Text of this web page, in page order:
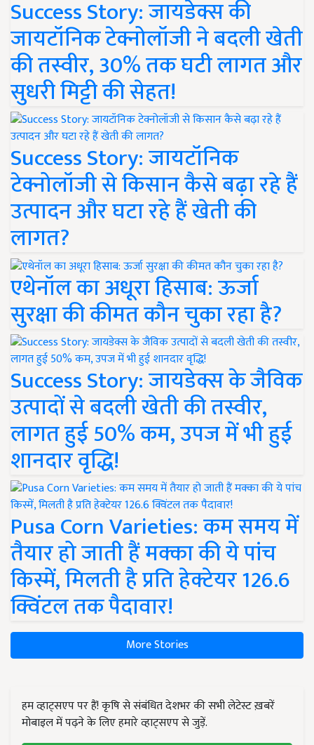
Success Story: जायडेक्स की
जायटॉनिक टेक्नोलॉजी ने बदली खेती
की तस्वीर, 30% तक घटी लागत और
सुधरी मिट्टी की सेहत!
Success Story: जायटॉनिक
टेक्नोलॉजी से किसान कैसे बढ़ा रहे हैं
उत्पादन और घटा रहे हैं खेती की
लागत?
एथेनॉल का अधूरा हिसाब: ऊर्जा
सुरक्षा की कीमत कौन चुका रहा है?
Success Story: जायडेक्स के जैविक
उत्पादों से बदली खेती की तस्वीर,
लागत हुई 50% कम, उपज में भी हुई
शानदार वृद्धि!
Pusa Corn Varieties: कम समय में
तैयार हो जाती हैं मक्का की ये पांच
किस्में, मिलती है प्रति हेक्टेयर 126.6
क्विंटल तक पैदावार!
More Stories
हम व्हाट्सएप पर हैं! कृषि से संबंधित देशभर की सभी लेटेस्ट ख़बरें
मोबाइल में पढ़ने के लिए हमारे व्हाट्सएप से जुड़ें.